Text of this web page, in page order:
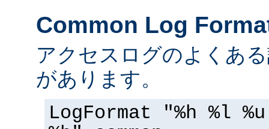
Common Log
アクセスログのよくあ
があります。
LogFormat "%h %l